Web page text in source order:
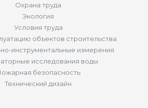
Охрана труда
Экология
Условия труда
объектов строительства
инструментальные измерения
исследования воды
безопасность
Технический дизайн